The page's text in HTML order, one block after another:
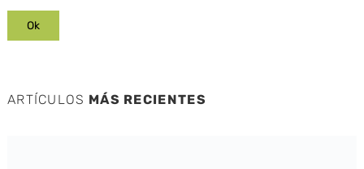
ARTÍCULOS MÁS RECIENTES